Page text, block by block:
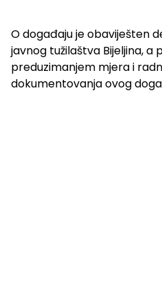
O događaju je obaviješten
javnog tužilaštva Bijeljina, a
preduzimanjem mjera i
dokumentovanja ovog